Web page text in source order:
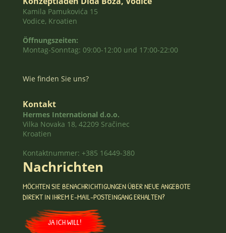
Kamila Pamukovića 15
Vodice, Kroatien
Öffnungszeiten:
Montag-Sonntag: 09:00-12:00 und 17:00-22:00
Wie finden Sie uns?
Kontakt
Hermes International d.o.o.
Vilka Novaka 18, 42209 Sračinec
Kroatien
Kontaktnummer: +385 16449-380
Nachrichten
MÖCHTEN SIE BENACHRICHTIGUNGEN ÜBER NEUE ANGEBOTE
DIREKT IN IHREM E-MAIL-POSTEINGANG ERHALTEN?
JA ICH WILL!